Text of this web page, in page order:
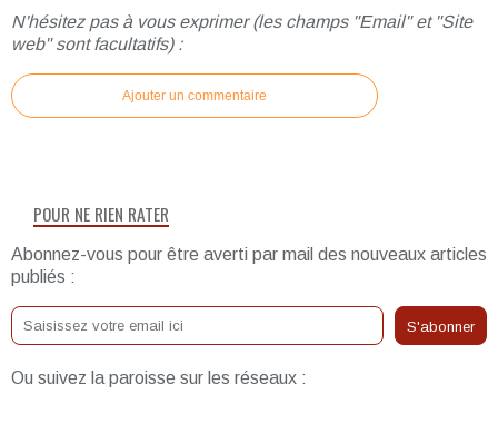
N'hésitez pas à vous exprimer (les champs "Email" et "Site
web" sont facultatifs) :
Ajouter un commentaire
POUR NE RIEN RATER
Abonnez-vous pour être averti par mail des nouveaux articles
publiés :
Ou suivez la paroisse sur les réseaux :